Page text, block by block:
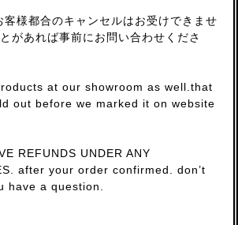
客様都合のキャンセルはお受けできませ
があれば事前にお問い合わせくださ
at our showroom as well.that
out before we marked it on website
REFUNDS UNDER ANY
after your order confirmed. don’t
have a question.